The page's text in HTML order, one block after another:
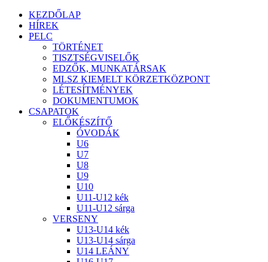
KEZDŐLAP
HÍREK
PELC
TÖRTÉNET
TISZTSÉGVISELŐK
EDZŐK, MUNKATÁRSAK
MLSZ KIEMELT KÖRZETKÖZPONT
LÉTESÍTMÉNYEK
DOKUMENTUMOK
CSAPATOK
ELŐKÉSZÍTŐ
ÓVODÁK
U6
U7
U8
U9
U10
U11-U12 kék
U11-U12 sárga
VERSENY
U13-U14 kék
U13-U14 sárga
U14 LEÁNY